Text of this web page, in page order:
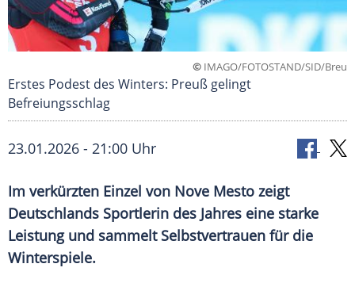
© IMAGO/FOTOSTAND/SID/Breu
Erstes Podest des Winters: Preuß gelingt
Befreiungsschlag
23.01.2026 - 21:00 Uhr
Im verkürzten Einzel von Nove Mesto zeigt
Deutschlands Sportlerin des Jahres eine starke
Leistung und sammelt Selbstvertrauen für die
Winterspiele.